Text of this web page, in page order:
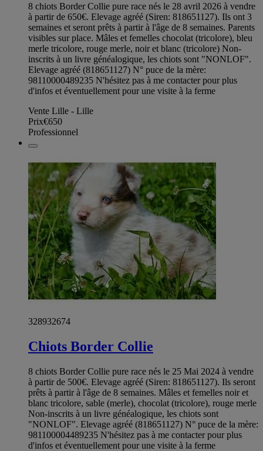
8 chiots Border Collie pure race nés le 28 avril 2026 à vendre
à partir de 650€. Elevage agréé (Siren: 818651127). Ils ont 3
semaines et seront prêts à partir à l'âge de 8 semaines. Parents
visibles sur place. Mâles et femelles chocolat (tricolore), bleu
merle tricolore, rouge merle, noir et blanc (tricolore) Non-
inscrits à un livre généalogique, les chiots sont "NONLOF".
Elevage agréé (818651127) N° puce de la mère:
98110000489235 N'hésitez pas à me contacter pour plus
d'infos et éventuellement pour une visite à la ferme
Vente Lille - Lille
Prix€650
Professionnel
328932674
Chiots Border Collie
8 chiots Border Collie pure race nés le 25 Mai 2024 à vendre
à partir de 500€. Elevage agréé (Siren: 818651127). Ils seront
prêts à partir à l'âge de 8 semaines. Mâles et femelles noir et
blanc tricolore, sable (merle), chocolat (tricolore), rouge merle
Non-inscrits à un livre généalogique, les chiots sont
"NONLOF". Elevage agréé (818651127) N° puce de la mère:
981100004489235 N'hésitez pas à me contacter pour plus
d'infos et éventuellement pour une visite à la ferme